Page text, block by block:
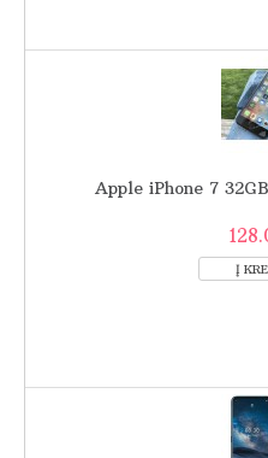
Apple iPhone 7